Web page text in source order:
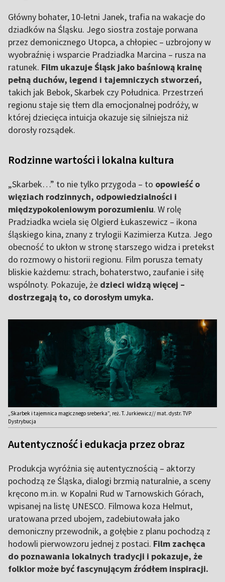
Główny bohater, 10-letni Janek, trafia na wakacje do
dziadków na Śląsku. Jego siostra zostaje porwana
przez demonicznego Utopca, a chłopiec – uzbrojony w
wyobraźnię i wsparcie Pradziadka Marcina – rusza na
ratunek. Film ukazuje Śląsk jako baśniową krainę
pełną duchów, legend i tajemniczych stworzeń,
takich jak Bebok, Skarbek czy Południca. Przestrzeń
regionu staje się tłem dla emocjonalnej podróży, w
której dziecięca intuicja okazuje się silniejsza niż
dorosły rozsądek.
Rodzinne wartości i lokalna kultura
„Skarbek…” to nie tylko przygoda – to opowieść o
więziach rodzinnych, odpowiedzialności i
międzypokoleniowym porozumieniu. W rolę
Pradziadka wciela się Olgierd Łukaszewicz – ikona
śląskiego kina, znany z trylogii Kazimierza Kutza. Jego
obecność to ukłon w stronę starszego widza i pretekst
do rozmowy o historii regionu. Film porusza tematy
bliskie każdemu: strach, bohaterstwo, zaufanie i siłę
wspólnoty. Pokazuje, że dzieci widzą więcej –
dostrzegają to, co dorosłym umyka.
„Skarbek i tajemnica magicznego sreberka”, reż. T. Jurkiewicz// mat. dystr. TVP
Dystrybucja
Autentyczność i edukacja przez obraz
Produkcja wyróżnia się autentycznością – aktorzy
pochodzą ze Śląska, dialogi brzmią naturalnie, a sceny
kręcono m.in. w Kopalni Rud w Tarnowskich Górach,
wpisanej na listę UNESCO. Filmowa koza Helmut,
uratowana przed ubojem, zadebiutowała jako
demoniczny przewodnik, a gołębie z planu pochodzą z
hodowli pierwowzoru jednej z postaci. Film zachęca
do poznawania lokalnych tradycji i pokazuje, że
folklor może być fascynującym źródłem inspiracji.